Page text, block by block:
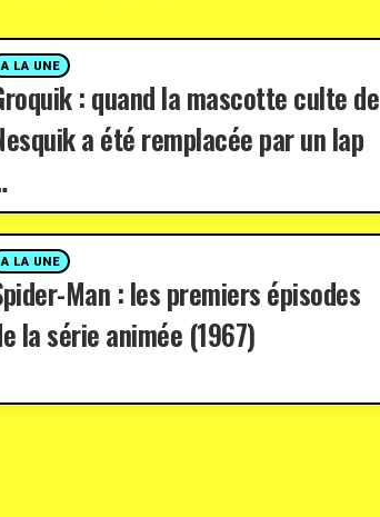
A LA UNE
: quand la mascotte culte de
a été remplacée par un lap
A LA UNE
Man : les premiers épisodes
la série animée (1967)